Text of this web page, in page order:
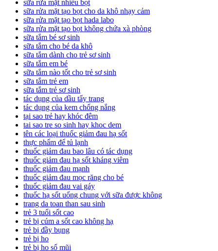
sữa rửa mặt nhiều bọt
sữa rửa mặt tạo bọt cho da khô nhạy cảm
sữa rửa mặt tạo bọt hada labo
sữa rửa mặt tạo bọt không chứa xà phòng
sữa tắm bé sơ sinh
sữa tắm cho bé da khô
sữa tắm dành cho trẻ sơ sinh
sữa tắm em bé
sữa tắm nào tốt cho trẻ sơ sinh
sữa tắm trẻ em
sữa tắm trẻ sơ sinh
tác dụng của dầu tẩy trang
tác dụng của kem chống nắng
tại sao trẻ hay khóc đêm
tai sao tre so sinh hay khoc dem
tên các loại thuốc giảm đau hạ sốt
thực phẩm để tủ lạnh
thuốc giảm đau bao lâu có tác dụng
thuốc giảm đau hạ sốt kháng viêm
thuốc giảm đau mạnh
thuốc giảm đau mọc răng cho bé
thuốc giảm đau vai gáy
thuốc hạ sốt uống chung với sữa được không
trang da toan than sau sinh
trẻ 3 tuổi sốt cao
trẻ bị cúm a sốt cao không hạ
trẻ bị đầy bụng
trẻ bị ho
trẻ bị ho sổ mũi